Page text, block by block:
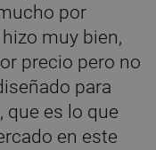
por
muy bien,
precio pero no
para
que es lo que
en este